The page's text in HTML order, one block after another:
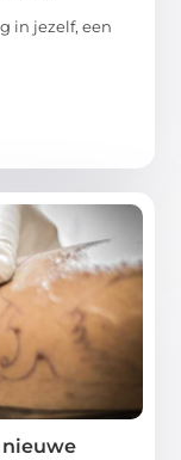
in jezelf, een
nieuwe